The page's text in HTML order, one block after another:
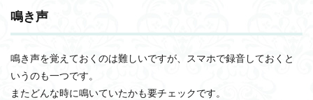
鳴き声
鳴き声を覚えておくのは難しいですが、スマホで録音しておくと
いうのも一つです。
またどんな時に鳴いていたかも要チェックです。